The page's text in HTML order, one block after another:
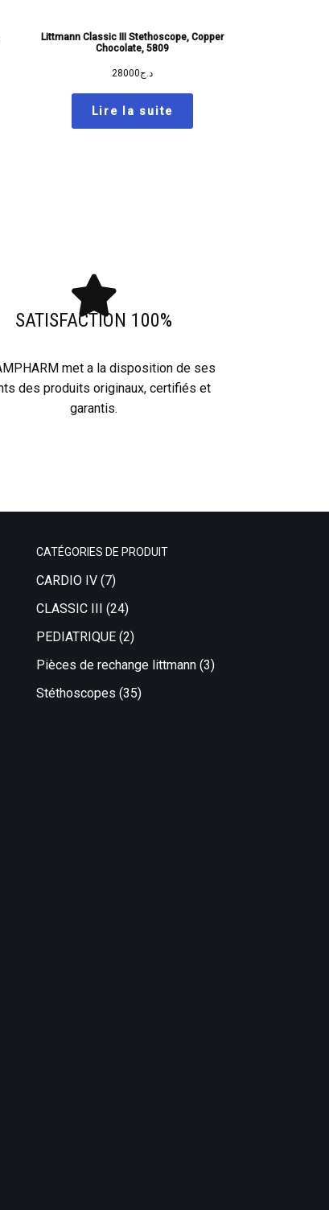
Littmann Classic III Stethoscope, Copper
Chocolate, 5809
د.ج28000
Lire la suite
SATISFACTION 100%
met a la disposition de ses
des produits originaux, certifiés et
garantis.
CATÉGORIES DE PRODUIT
CARDIO IV (7)
CLASSIC III (24)
PEDIATRIQUE (2)
Pièces de rechange littmann (3)
Stéthoscopes (35)